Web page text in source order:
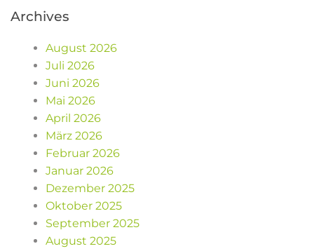
Archives
August 2026
Juli 2026
Juni 2026
Mai 2026
April 2026
März 2026
Februar 2026
Januar 2026
Dezember 2025
Oktober 2025
September 2025
August 2025